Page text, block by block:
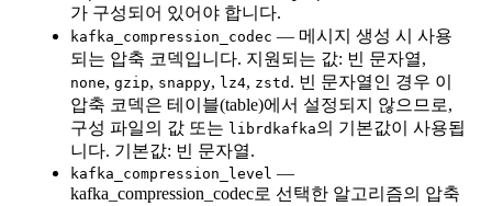
가 구성되어 있어야 합니다.
kafka_compression_codec — 메시지 생성 시 사용
되는 압축 코덱입니다. 지원되는 값: 빈 문자열,
none, gzip, snappy, lz4, zstd . 빈 문자열인 경우 이
압축 코덱은 테이블(table)에서 설정되지 않으므로,
구성 파일의 값 또는 librdkafka의 기본값이 사용됩
니다. 기본값: 빈 문자열.
kafka_compression_level —
kafka_compression_codec로 선택한 알고리즘의 압축